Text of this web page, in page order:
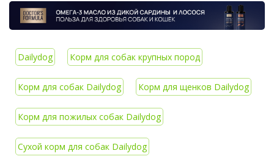
Dailydog Корм для собак крупных пород
Корм для собак Dailydog Корм для щенков Dailydog
Корм для пожилых собак Dailydog
Сухой корм для собак Dailydog